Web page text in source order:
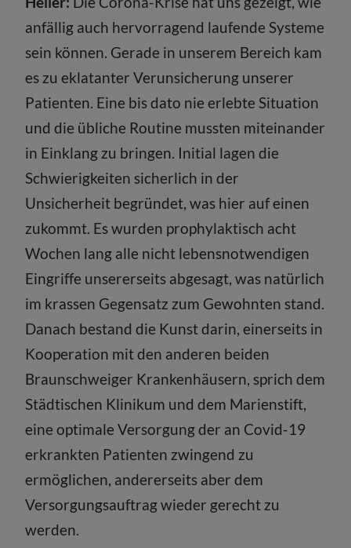
anfällig auch hervorragend laufende Systeme
sein können. Gerade in unserem Bereich kam
es zu eklatanter Verunsicherung unserer
Patienten. Eine bis dato nie erlebte Situation
und die übliche Routine mussten miteinander
in Einklang zu bringen. Initial lagen die
Schwierigkeiten sicherlich in der
Unsicherheit begründet, was hier auf einen
zukommt. Es wurden prophylaktisch acht
Wochen lang alle nicht lebensnotwendigen
Eingriffe unsererseits abgesagt, was natürlich
im krassen Gegensatz zum Gewohnten stand.
Danach bestand die Kunst darin, einerseits in
Kooperation mit den anderen beiden
Braunschweiger Krankenhäusern, sprich dem
Städtischen Klinikum und dem Marienstift,
eine optimale Versorgung der an Covid-19
erkrankten Patienten zwingend zu
ermöglichen, andererseits aber dem
Versorgungsauftrag wieder gerecht zu
werden.